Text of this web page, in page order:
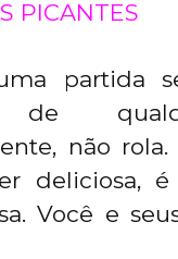
PICANTES
partida
de
não rola.
deliciosa,
Você e